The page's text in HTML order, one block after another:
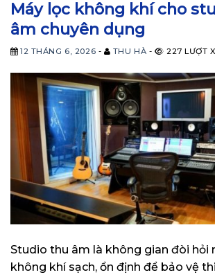
Máy lọc không khí cho
âm chuyên dụng
12 THÁNG 6, 2026 - THU HÀ - 227 LƯỢT
Studio thu âm là không gian đòi hỏi
không khí sạch, ổn định để bảo vệ